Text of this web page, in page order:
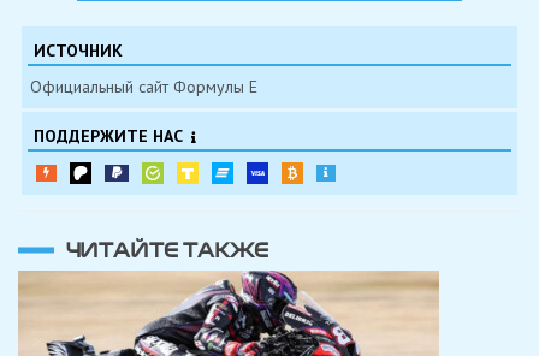
ИСТОЧНИК
Официальный сайт Формулы Е
ПОДДЕРЖИТЕ НАС
ЧИТАЙТЕ ТАКЖЕ